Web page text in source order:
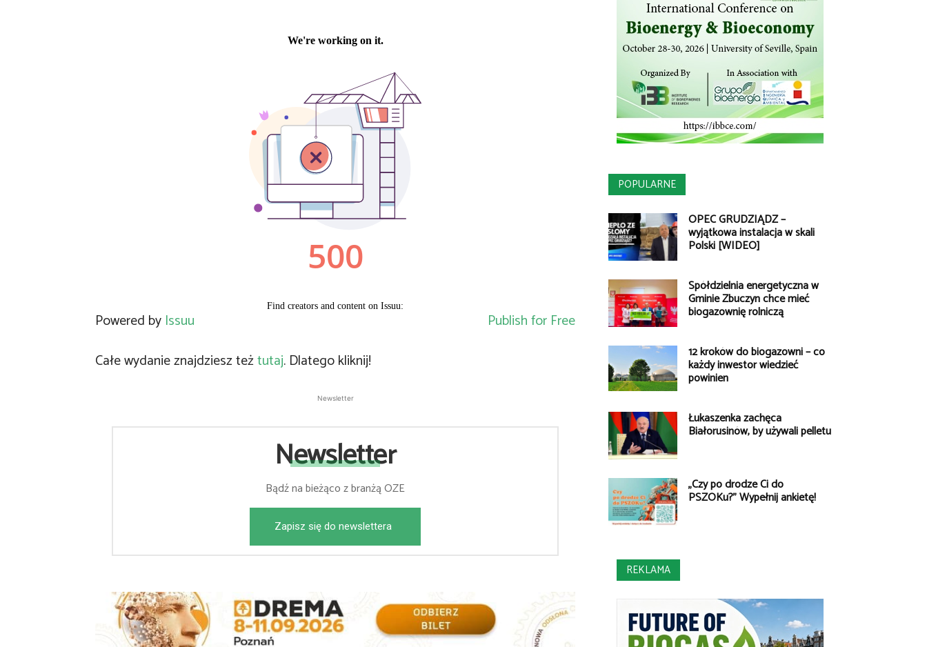
Powered by Issuu
Publish for Free
Całe wydanie znajdziesz teżtutaj. Dlatego kliknij!
Newsletter
Newsletter
Bądź na bieżąco z branżą OZE
Zapisz się do newslettera
POPULARNE
OPEC GRUDZIĄDZ –
wyjątkowa instalacja w skali
Polski [WIDEO]
Spółdzielnia energetyczna w
Gminie Zbuczyn chce mieć
biogazownię rolniczą
12 kroków do biogazowni – co
każdy inwestor wiedzieć
powinien
Łukaszenka zachęca
Białorusinów, by używali pelletu
„Czy po drodze Ci do
PSZOKu?” Wypełnij ankietę!
REKLAMA